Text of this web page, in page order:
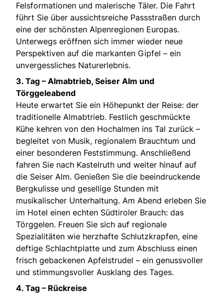
Felsformationen und malerische Täler. Die Fahrt
führt Sie über aussichtsreiche Passstraßen durch
eine der schönsten Alpenregionen Europas.
Unterwegs eröffnen sich immer wieder neue
Perspektiven auf die markanten Gipfel – ein
unvergessliches Naturerlebnis.
3. Tag – Almabtrieb, Seiser Alm und
Törggeleabend
Heute erwartet Sie ein Höhepunkt der Reise: der
traditionelle Almabtrieb. Festlich geschmückte
Kühe kehren von den Hochalmen ins Tal zurück –
begleitet von Musik, regionalem Brauchtum und
einer besonderen Feststimmung. Anschließend
fahren Sie nach Kastelruth und weiter hinauf auf
die Seiser Alm. Genießen Sie die beeindruckende
Bergkulisse und gesellige Stunden mit
musikalischer Unterhaltung. Am Abend erleben Sie
im Hotel einen echten Südtiroler Brauch: das
Törggelen. Freuen Sie sich auf regionale
Spezialitäten wie herzhafte Schlutzkrapfen, eine
deftige Schlachtplatte und zum Abschluss einen
frisch gebackenen Apfelstrudel – ein genussvoller
und stimmungsvoller Ausklang des Tages.
4. Tag – Rückreise